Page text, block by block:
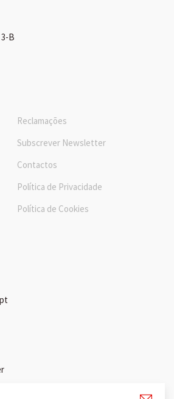
B
Reclamações
Subscrever Newsletter
Contactos
Política de Privacidade
Política de Cookies